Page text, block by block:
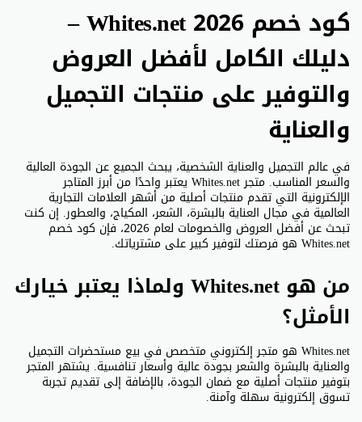
كود خصم Whites.net 2026 –
دليلك الكامل لأفضل العروض
والتوفير على منتجات التجميل
والعناية
في عالم التجميل والعناية الشخصية، يبحث الجميع عن الجودة العالية
والسعر المناسب. متجر Whites.net يعتبر واحدًا من أبرز المتاجر
الإلكترونية التي تقدم منتجات أصلية من أشهر العلامات التجارية
العالمية في مجال العناية بالبشرة، الشعر، المكياج، والعطور. إن كنت
تبحث عن أفضل العروض والخصومات لعام 2026، فإن كود خصم
Whites.net هو فرصتك لتوفير كبير على مشترياتك.
من هو Whites.net ولماذا يعتبر خيارك
الأمثل؟
Whites.net هو متجر إلكتروني متخصص في بيع مستحضرات التجميل
والعناية بالبشرة والشعر بجودة عالية وأسعار تنافسية. يشتهر المتجر
بتوفير منتجات أصلية مع ضمان الجودة، بالإضافة إلى تقديم تجربة
تسوق إلكترونية سهلة وآمنة.